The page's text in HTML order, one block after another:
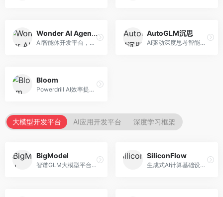
Wonder AI Agents
AI智能体开发平台，专注于低代码智能体创建。面向开发者，提供可视化开发、模板库、部署服务等功能，开发门槛低。
AutoGLM沉思
AI驱动深度思考智能体，专注于复杂推理任务。面向高级用户，提供深度分析、逻辑推理、决策支持等服务，推理能力强。
Bloom
Powerdrill AI效率提升平台，专注于企业智能化。面向企业用户，提供智能体创建、流程自动化、数据分析等服务，企业效率提升显著。
大模型开发平台 AI应用开发平台 深度学习框架
BigModel
智谱GLM大模型平台，提供API调用与模型服务。面向开发者和企业用户，提供GLM系列模型API、微调服务、应用开发工具等，开源生态完善。
SiliconFlow
生成式AI计算基础设施平台，专注于模型推理服务。面向开发者和企业，提供多模型API、高性能推理、成本优化等服务，推理性价比高。